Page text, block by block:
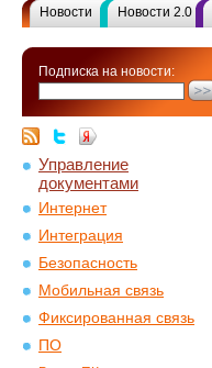
Новости Новости 2.0
Подписка на новости:
Управление
документами
Интернет
Интеграция
Безопасность
Мобильная связь
Фиксированная связь
ПО